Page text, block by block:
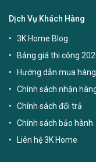
Dịch Vụ Khách Hàng
3K Home Blog
Bảng giá thi công
Hướng dẫn mua hàng
Chính sách nhận
Chính sách đổi trả
Chính sách bảo hành
Liên hệ 3K Home